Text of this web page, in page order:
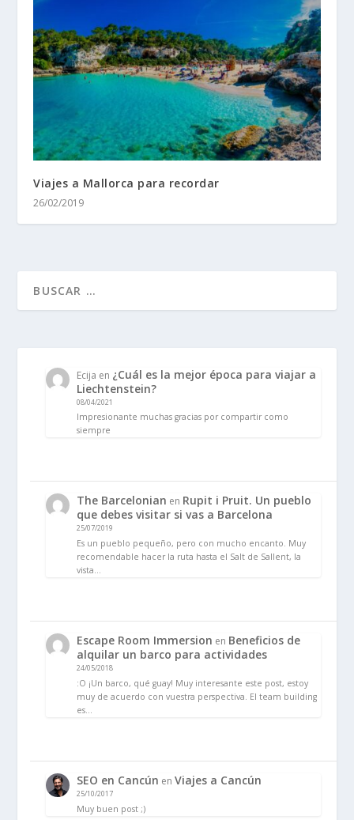
Viajes a Mallorca para recordar
26/02/2019
Ecija en ¿Cuál es la mejor época para viajar a
Liechtenstein?
08/04/2021
Impresionante muchas gracias por compartir como
siempre
The Barcelonian en Rupit i Pruit. Un pueblo
que debes visitar si vas a Barcelona
25/07/2019
Es un pueblo pequeño, pero con mucho encanto. Muy
recomendable hacer la ruta hasta el Salt de Sallent, la
vista…
Escape Room Immersion en Beneficios de
alquilar un barco para actividades
24/05/2018
:O ¡Un barco, qué guay! Muy interesante este post, estoy
muy de acuerdo con vuestra perspectiva. El team building
es…
SEO en Cancún enViajes a Cancún
25/10/2017
Muy buen post ;)